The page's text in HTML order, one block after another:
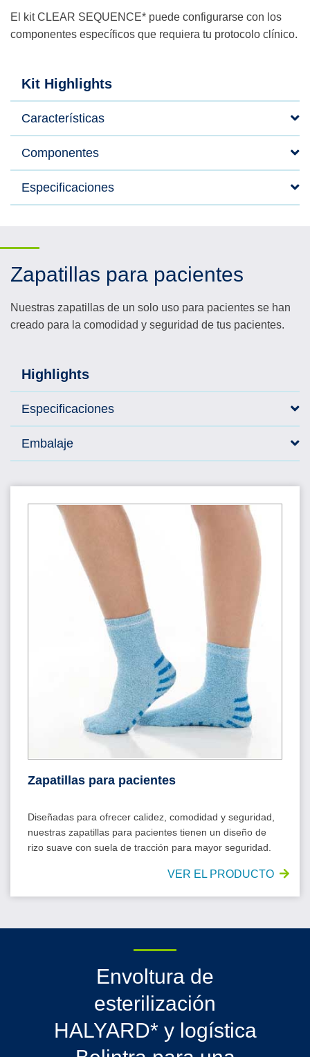
El kit CLEAR SEQUENCE* puede configurarse con los
componentes específicos que requiera tu protocolo clínico.
Kit Highlights
Características
Componentes
Especificaciones
Zapatillas para pacientes
Nuestras zapatillas de un solo uso para pacientes se han
creado para la comodidad y seguridad de tus pacientes.
Highlights
Especificaciones
Embalaje
Zapatillas para pacientes
Diseñadas para ofrecer calidez, comodidad y seguridad,
nuestras zapatillas para pacientes tienen un diseño de
rizo suave con suela de tracción para mayor seguridad.
VER EL PRODUCTO
Envoltura de
esterilización
HALYARD* y logística